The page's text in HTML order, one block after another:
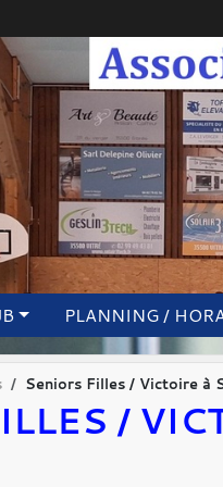
PLANNING /
Seniors Filles / Victoire à
/